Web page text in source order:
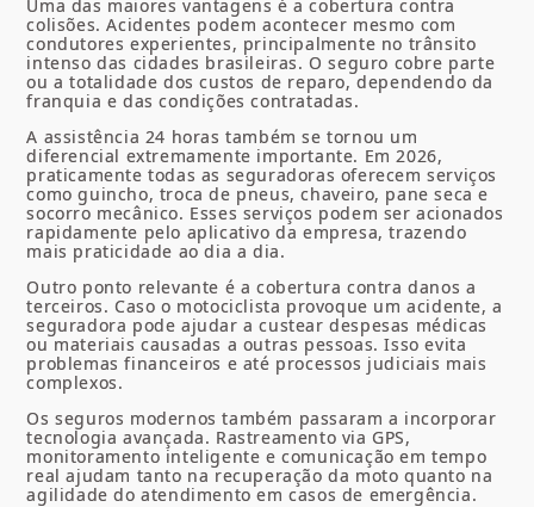
Uma das maiores vantagens é a cobertura contra
colisões. Acidentes podem acontecer mesmo com
condutores experientes, principalmente no trânsito
intenso das cidades brasileiras. O seguro cobre parte
ou a totalidade dos custos de reparo, dependendo da
franquia e das condições contratadas.
A assistência 24 horas também se tornou um
diferencial extremamente importante. Em 2026,
praticamente todas as seguradoras oferecem serviços
como guincho, troca de pneus, chaveiro, pane seca e
socorro mecânico. Esses serviços podem ser acionados
rapidamente pelo aplicativo da empresa, trazendo
mais praticidade ao dia a dia.
Outro ponto relevante é a cobertura contra danos a
terceiros. Caso o motociclista provoque um acidente, a
seguradora pode ajudar a custear despesas médicas
ou materiais causadas a outras pessoas. Isso evita
problemas financeiros e até processos judiciais mais
complexos.
Os seguros modernos também passaram a incorporar
tecnologia avançada. Rastreamento via GPS,
monitoramento inteligente e comunicação em tempo
real ajudam tanto na recuperação da moto quanto na
agilidade do atendimento em casos de emergência.